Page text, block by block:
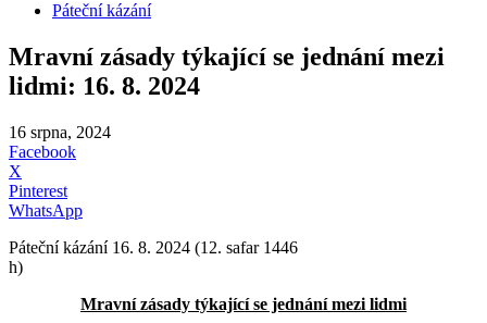
Páteční kázání
Mravní zásady týkající se jednání mezi
lidmi: 16. 8. 2024
16 srpna, 2024
Facebook
X
Pinterest
WhatsApp
Páteční kázání 16. 8. 2024 (12. safar 1446
h)
Mravní zásady týkající se jednání mezi lidmi